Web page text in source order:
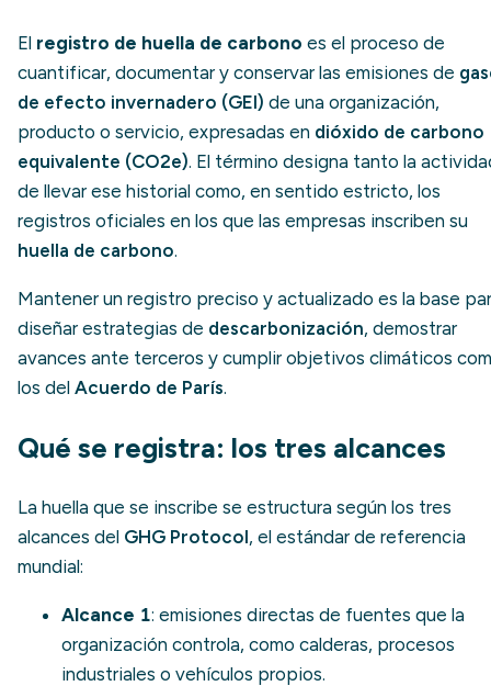
El registro de huella de carbono es el proceso de
cuantificar, documentar y conservar las emisiones de
de efecto invernadero (GEI) de una organización,
producto o servicio, expresadas en dióxido de carbono
equivalente (CO2e). El término designa tanto la
de llevar ese historial como, en sentido estricto, los
registros oficiales en los que las empresas inscriben su
huella de carbono.
Mantener un registro preciso y actualizado es la base
diseñar estrategias de descarbonización, demostrar
avances ante terceros y cumplir objetivos climáticos
los del Acuerdo de París.
Qué se registra: los tres alcances
La huella que se inscribe se estructura según los tres
alcances del GHG Protocol, el estándar de referencia
mundial:
Alcance 1: emisiones directas de fuentes que la
organización controla, como calderas, procesos
industriales o vehículos propios.